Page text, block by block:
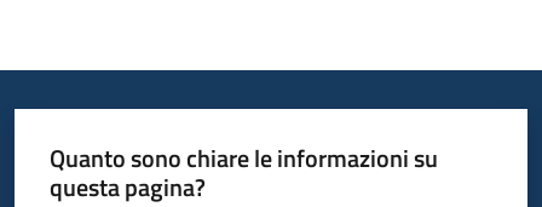
Quanto sono chiare le informazioni su
questa pagina?